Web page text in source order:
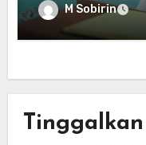
M Sobirin